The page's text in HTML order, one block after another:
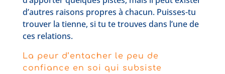
d’autres raisons propres à chacun. Puisses-tu
trouver la tienne, si tu te trouves dans l’une de
ces relations.
La peur d’entacher le peu de
confiance en soi qui subsiste